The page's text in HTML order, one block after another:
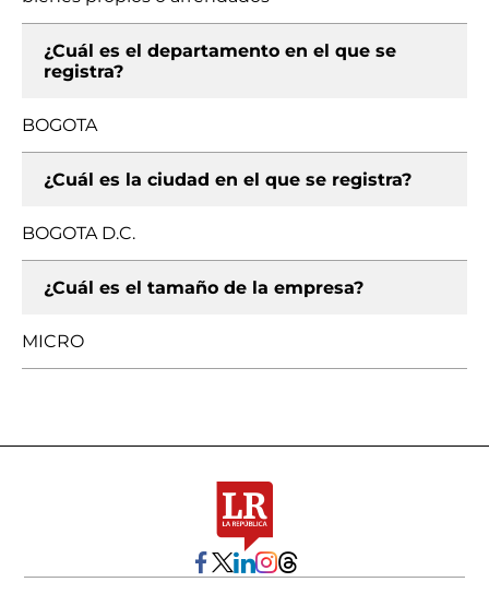
¿Cuál es el departamento en el que se
registra?
BOGOTA
¿Cuál es la ciudad en el que se registra?
BOGOTA D.C.
¿Cuál es el tamaño de la empresa?
MICRO